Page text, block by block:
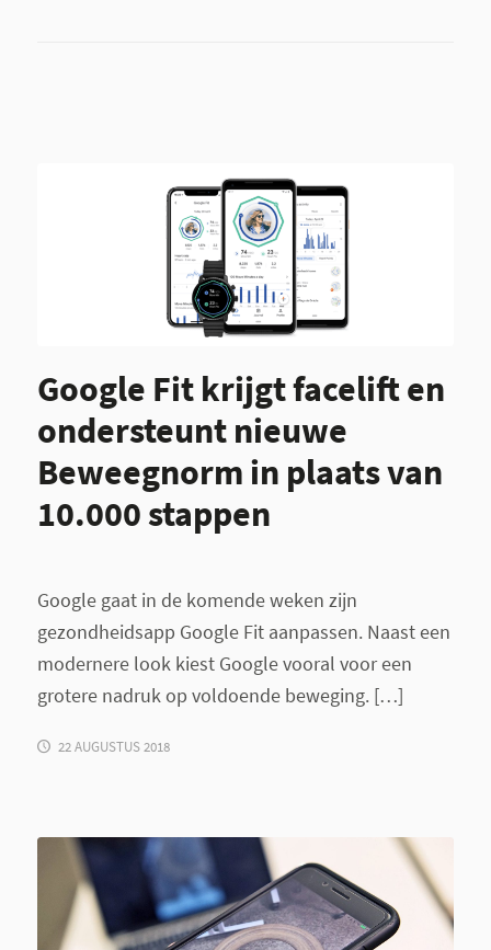
Google Fit krijgt facelift en
ondersteunt nieuwe
Beweegnorm in plaats van
10.000 stappen
Google gaat in de komende weken zijn
gezondheidsapp Google Fit aanpassen. Naast een
modernere look kiest Google vooral voor een
grotere nadruk op voldoende beweging. […]
22 AUGUSTUS 2018